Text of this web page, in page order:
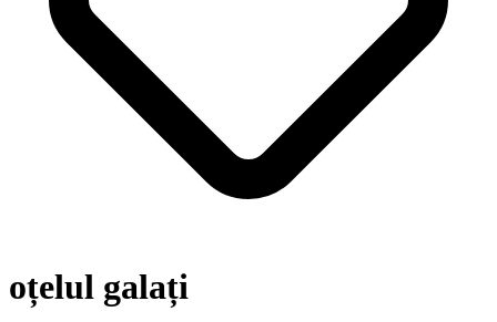
oțelul galați